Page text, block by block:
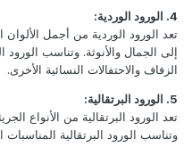
4. الورود الوردية:
تعد الورود الوردية من أجمل الألوان
إلى الجمال والأنوثة. وتناسب الورود
الزفاف والاحتفالات النسائية الأخرى.
5. الورود البرتقالية:
تعد الورود البرتقالية من الأنواع
وتناسب الورود البرتقالية المناسبات